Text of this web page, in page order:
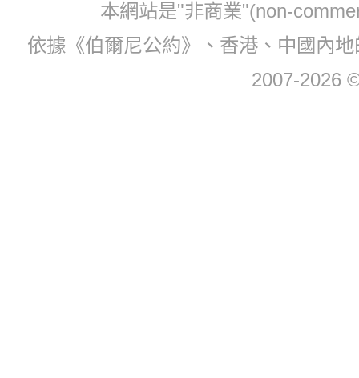
本網站是"非商業"(non-
依據《伯爾尼公約》、香港、中國內
2007-2026